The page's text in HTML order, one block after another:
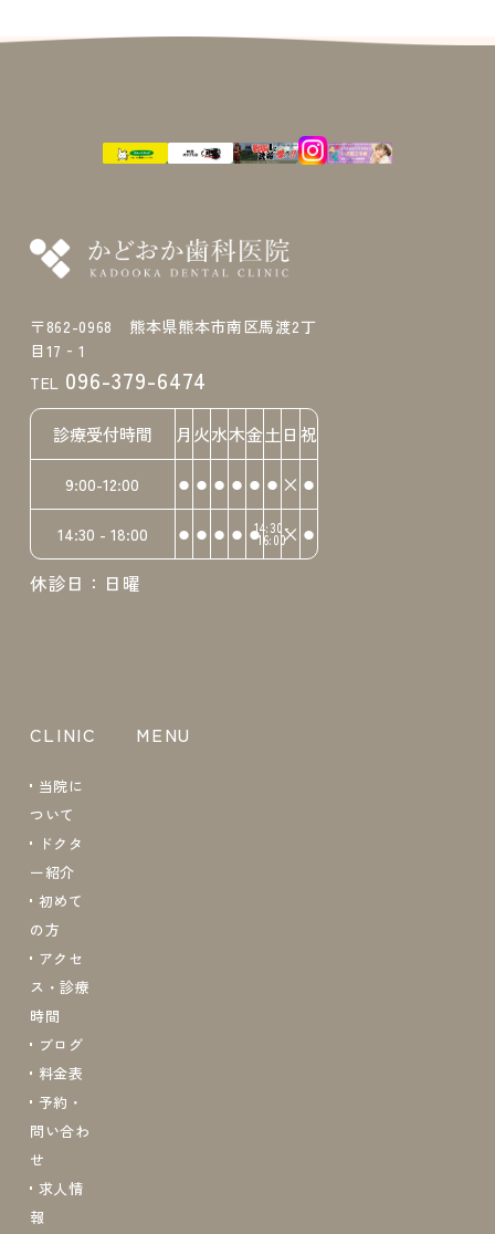
〒862-0968 熊本県熊本市南区馬渡2丁
目17‐1
TEL 096-379-6474
診療受付時間 月 火水木金土 日 祝
9:00-12:00 ⚫︎ ⚫︎ ⚫︎ ⚫︎ ⚫︎ ⚫︎ × ⚫︎
14:30 - 18:00 ⚫︎ ⚫︎ ⚫︎ ⚫︎ ⚫︎14:30-
16:00× ⚫︎
休診日：日曜
CLINIC
当院に
ついて
ドクタ
ー紹介
初めて
の方
アクセ
ス・診療
時間
ブログ
料金表
予約・
問い合わ
せ
求人情
報
MENU